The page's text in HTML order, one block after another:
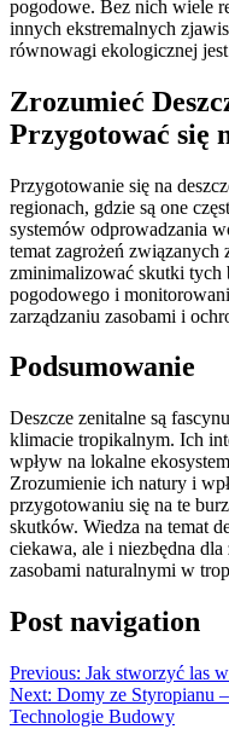
pogodowe. Bez nich wiele
innych ekstremalnych
równowagi ekologicznej
Zrozumieć
Przygotować się
Przygotowanie się na
regionach, gdzie są one
systemów odprowadzania
temat zagrożeń
zminimalizować skutki tych
pogodowego i
zarządzaniu zasobami i
Podsumowanie
Deszcze zenitalne są
klimacie tropikalnym. Ich
wpływ na lokalne
Zrozumienie ich natury i
przygotowaniu się na te
skutków. Wiedza na temat
ciekawa, ale i niezbędna
zasobami naturalnymi w
Post navigation
Previous: Jak stworzyć las
Next: Domy ze Styropianu
Technologie Budowy